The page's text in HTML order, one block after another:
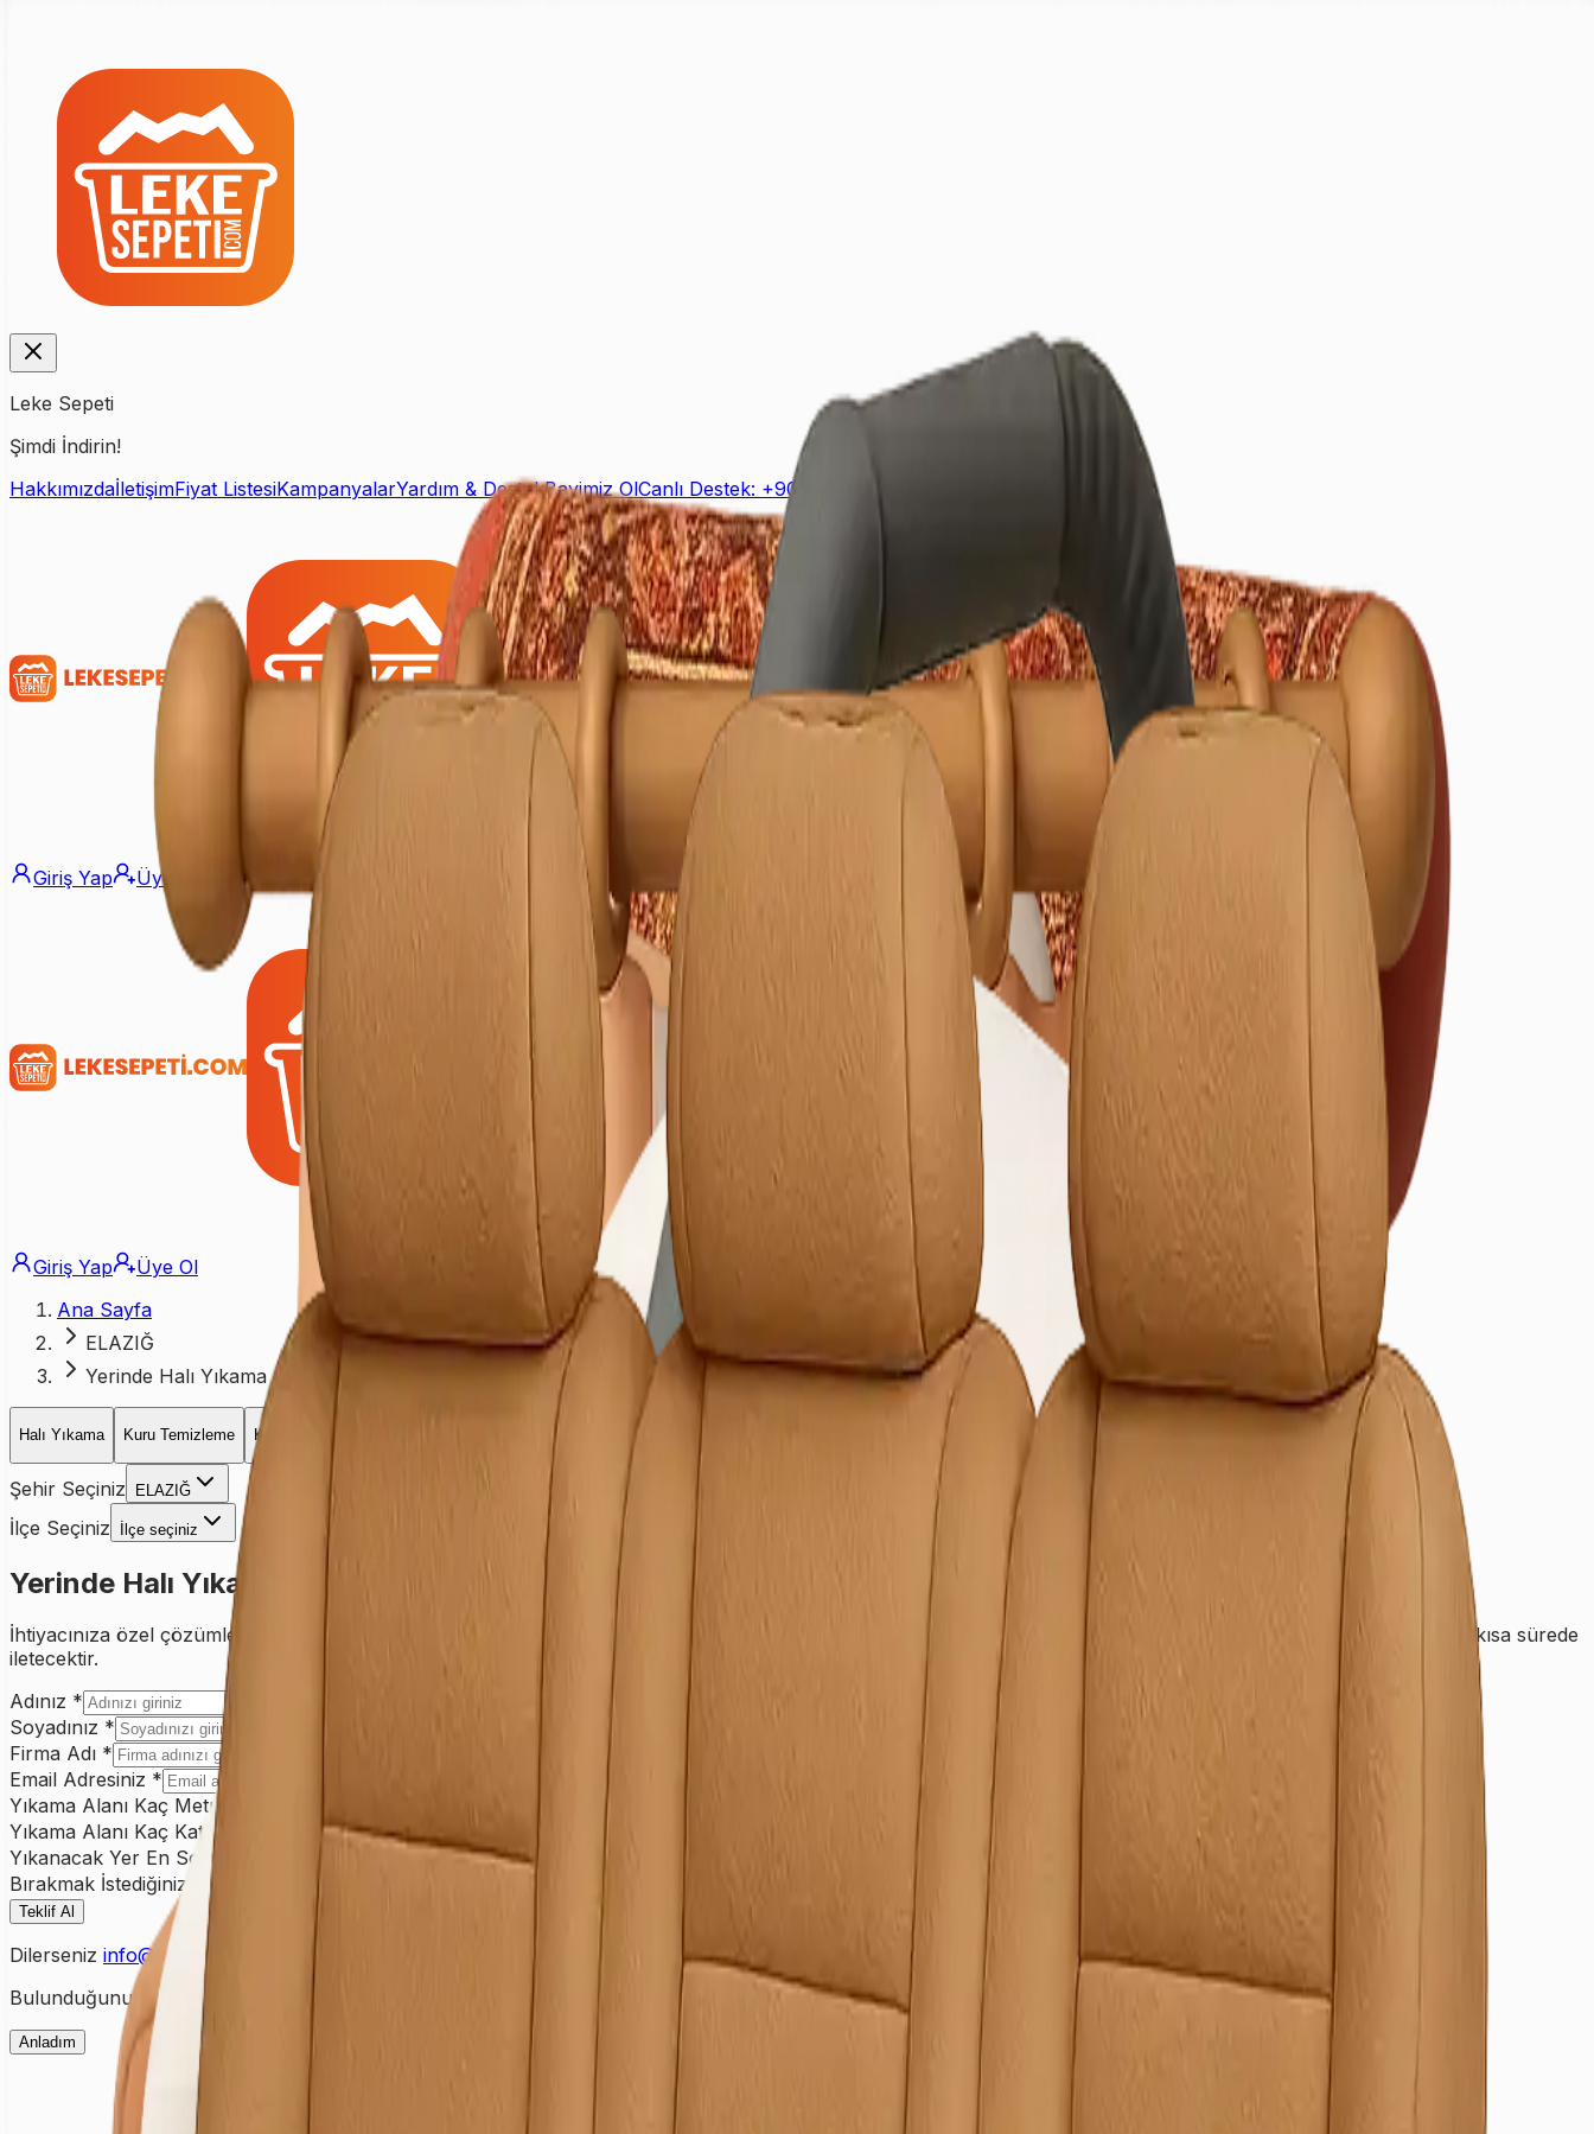
Leke Sepeti
Şimdi İndirin!
HakkımızdaİletişimFiyat ListesiKampanyalarYardım & DestekBayimiz OlCanlı Destek: +90 (850) 888 90 50
Giriş Yap Üye Ol
Giriş Yap
Üye Ol
Ana Sayfa
ELAZIĞ
Yerinde Halı Yıkama
Halı Yıkama Kuru Temizleme Koltuk Yıkama Perde Yıkama Çamaşırhane Araç Koltuk Yıkama
Şehir Seçiniz ELAZIĞ
İlçe Seçiniz İlçe seçiniz
Yerinde Halı Yıkama Teklif Formu
İhtiyacınıza özel çözümler sunabilmemiz için lütfen formu doldurun. Uzman ekibimiz, verdiğiniz bilgiler doğrultusunda size en uygun teklif ve hizmet detaylarını en kısa sürede
iletecektir.
Adınız *
Soyadınız *
Firma Adı *
Email Adresiniz *
Yıkama Alanı Kaç Metrekare? *
Yıkama Alanı Kaç Kat? *
Yıkanacak Yer En Son Ne Zaman Yıkandı? *
Bırakmak İstediğiniz Not (Varsa)
Teklif Al
Dilerseniz info@lekesepeti.com
adresinden de bize ulaşabilirsiniz.
Bulunduğunuz şehre ait fiyatları görmek için ilk olarak şehir seçimi yapmalısınız. Aksi takdirde farklı şehrin fiyatlarını görerek yanılabilirsiniz.
Anladım